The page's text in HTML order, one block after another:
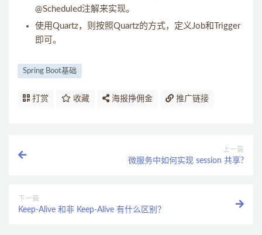
@Scheduled注解来实现。
使用Quartz，则按照Quartz的方式，定义Job和Trigger
即可。
Spring Boot基础
打赏 收藏 海报挣佣金 推广链接
上一篇
微服务中如何实现 session 共享?
下一篇
Keep-Alive 和非 Keep-Alive 有什么区别？